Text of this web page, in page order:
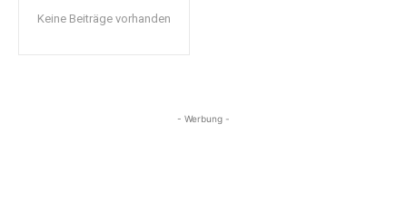
Keine Beiträge vorhanden
- Werbung -